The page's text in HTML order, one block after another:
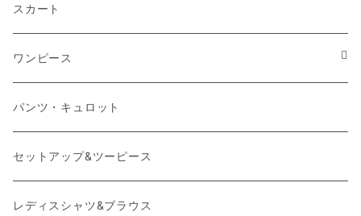
スカート
ワンピース
チュニック
ジャンパースカート
パンツ・キュロット
セットアップ&ツーピース
レディスシャツ&ブラウス